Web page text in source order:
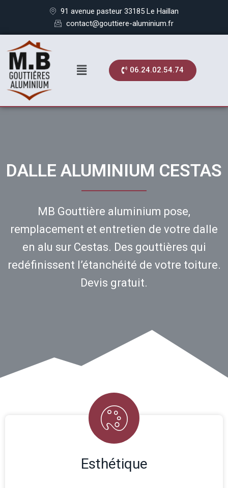
91 avenue pasteur 33185 Le Haillan
contact@gouttiere-aluminium.fr
06.24.02.54.74
DALLE ALUMINIUM CESTAS
MB Gouttière aluminium pose,
remplacement et entretien de votre dalle
en alu sur Cestas. Des gouttières qui
redéfinissent l’étanchéité de votre toiture.
Devis gratuit.
Esthétique